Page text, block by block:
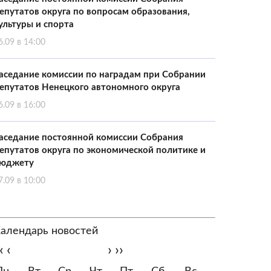
округа по вопросам образования,
и спорта
в 14:00
комиссии по наградам при Собрании
Ненецкого автономного округа
в 16:00
постоянной комиссии Собрания
округа по экономической политике и
в 10:00
новостей
‹ › ››